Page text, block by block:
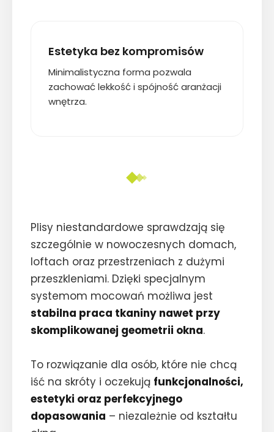
Estetyka bez kompromisów
Minimalistyczna forma pozwala
zachować lekkość i spójność aranżacji
wnętrza.
Plisy niestandardowe sprawdzają się
szczególnie w nowoczesnych domach,
loftach oraz przestrzeniach z dużymi
przeszkleniami. Dzięki specjalnym
systemom mocowań możliwa jest
stabilna praca tkaniny nawet przy
skomplikowanej geometrii okna.
To rozwiązanie dla osób, które nie chcą
iść na skróty i oczekują funkcjonalności,
estetyki oraz perfekcyjnego
dopasowania – niezależnie od kształtu